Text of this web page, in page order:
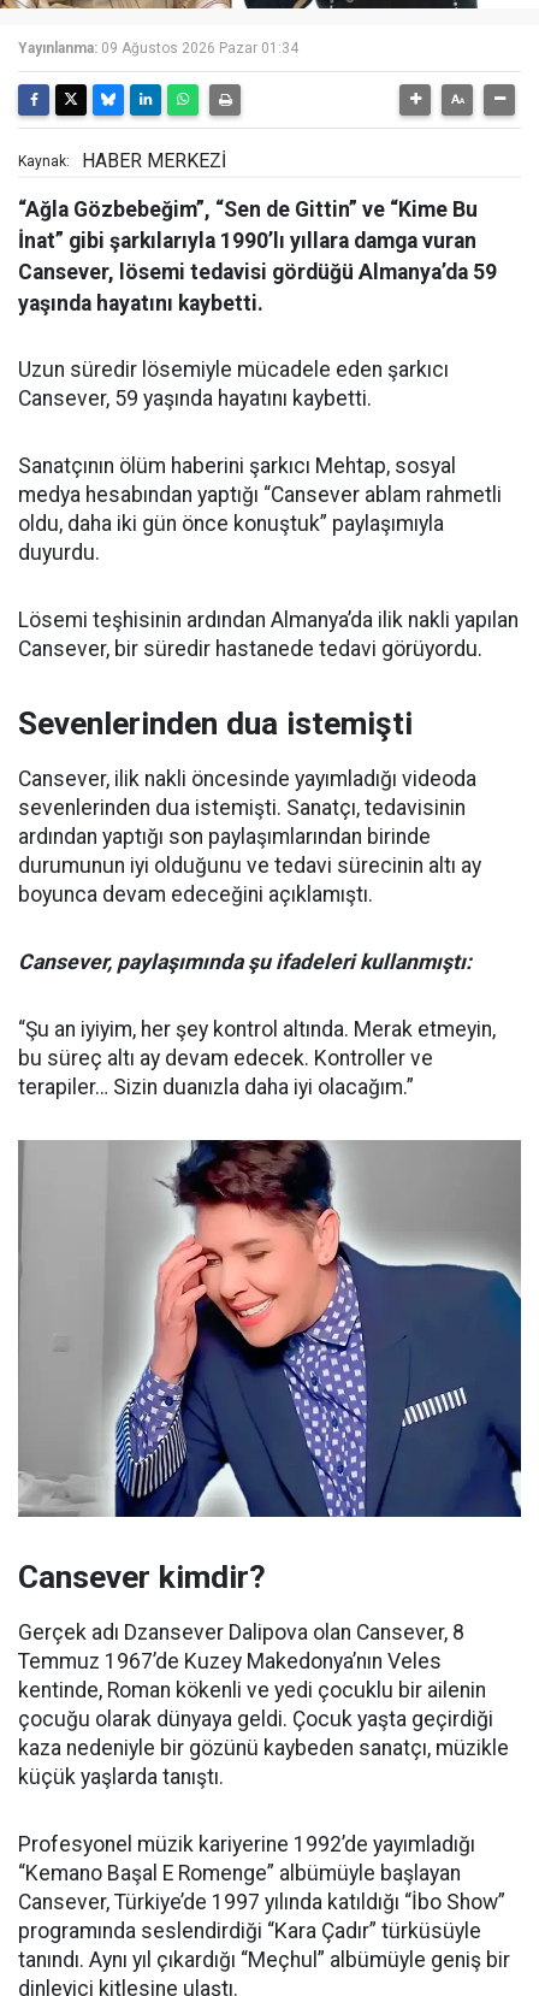
Yayınlanma: 09 Ağustos 2026 Pazar 01:34
Kaynak: HABER MERKEZİ
“Ağla Gözbebeğim”, “Sen de Gittin” ve “Kime Bu
İnat” gibi şarkılarıyla 1990’lı yıllara damga vuran
Cansever, lösemi tedavisi gördüğü Almanya’da 59
yaşında hayatını kaybetti.
Uzun süredir lösemiyle mücadele eden şarkıcı
Cansever, 59 yaşında hayatını kaybetti.
Sanatçının ölüm haberini şarkıcı Mehtap, sosyal
medya hesabından yaptığı “Cansever ablam rahmetli
oldu, daha iki gün önce konuştuk” paylaşımıyla
duyurdu.
Lösemi teşhisinin ardından Almanya’da ilik nakli yapılan
Cansever, bir süredir hastanede tedavi görüyordu.
Sevenlerinden dua istemişti
Cansever, ilik nakli öncesinde yayımladığı videoda
sevenlerinden dua istemişti. Sanatçı, tedavisinin
ardından yaptığı son paylaşımlarından birinde
durumunun iyi olduğunu ve tedavi sürecinin altı ay
boyunca devam edeceğini açıklamıştı.
Cansever, paylaşımında şu ifadeleri kullanmıştı:
“Şu an iyiyim, her şey kontrol altında. Merak etmeyin,
bu süreç altı ay devam edecek. Kontroller ve
terapiler… Sizin duanızla daha iyi olacağım.”
Cansever kimdir?
Gerçek adı Dzansever Dalipova olan Cansever, 8
Temmuz 1967’de Kuzey Makedonya’nın Veles
kentinde, Roman kökenli ve yedi çocuklu bir ailenin
çocuğu olarak dünyaya geldi. Çocuk yaşta geçirdiği
kaza nedeniyle bir gözünü kaybeden sanatçı, müzikle
küçük yaşlarda tanıştı.
Profesyonel müzik kariyerine 1992’de yayımladığı
“Kemano Başal E Romenge” albümüyle başlayan
Cansever, Türkiye’de 1997 yılında katıldığı “İbo Show”
programında seslendirdiği “Kara Çadır” türküsüyle
tanındı. Aynı yıl çıkardığı “Meçhul” albümüyle geniş bir
dinleyici kitlesine ulaştı.